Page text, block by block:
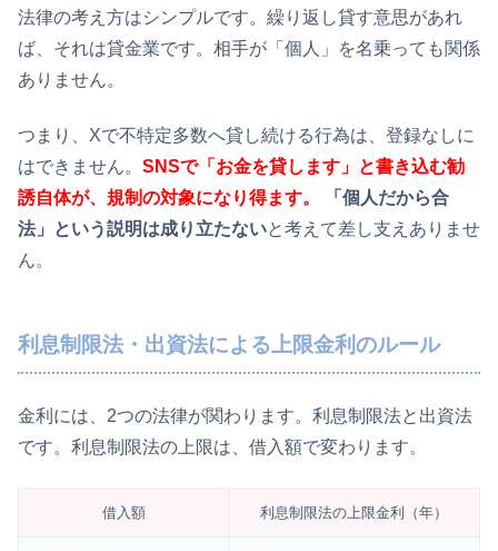
法律の考え方はシンプルです。繰り返し貸す意思があれ
ば、それは貸金業です。相手が「個人」を名乗っても関係
ありません。
つまり、Xで不特定多数へ貸し続ける行為は、登録なしに
はできません。 SNSで「お金を貸します」と書き込む勧
誘自体が、規制の対象になり得ます。
「個人だから合
法」という説明は成り立たないと考えて差し支えありませ
ん。
利息制限法・出資法による上限金利のルール
金利には、2つの法律が関わります。利息制限法と出資法
です。利息制限法の上限は、借入額で変わります。
借入額 利息制限法の上限金利（年）